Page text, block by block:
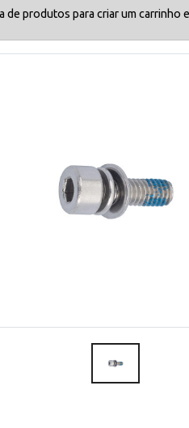
de produtos para criar um carrinho